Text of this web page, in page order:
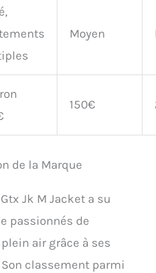
Moyen
150€
de la Marque
Jk M Jacket a su
passionnés de
air grâce à ses
classement parmi